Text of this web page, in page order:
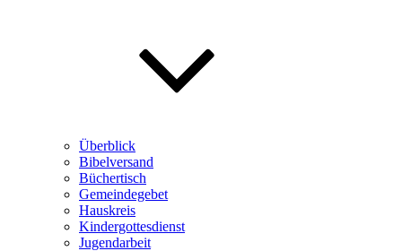
Überblick
Bibelversand
Büchertisch
Gemeindegebet
Hauskreis
Kindergottesdienst
Jugendarbeit